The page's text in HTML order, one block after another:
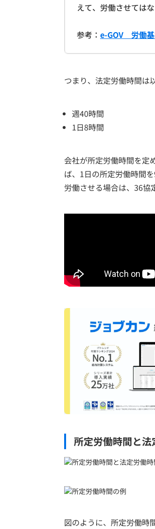
えて、労働させては
参考： e-GOV 労働
つまり、法定労働時間は
週40時間
1日8時間
会社が所定労働時間を定
ば、1日の所定労働時間
労働させる場合は、36協
所定労働時間と
図のように、所定労働時